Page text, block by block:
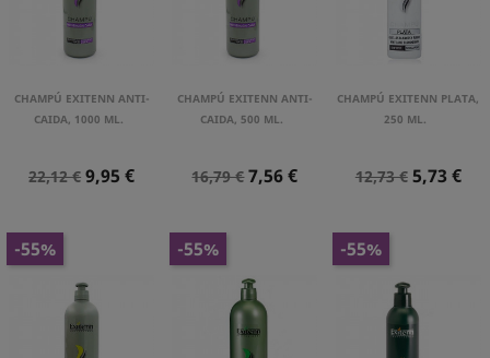
CHAMPÚ EXITENN ANTI-
CAIDA, 1000 ML.
Precio
22,12 € Precio
9,95 €
CHAMPÚ EXITENN ANTI-
CAIDA, 500 ML.
Precio
16,79 €Precio
7,56 €
CHAMPÚ EXITENN PLATA,
250 ML.
Precio
12,73 € Precio
5,73 €
-55% -55% -55%